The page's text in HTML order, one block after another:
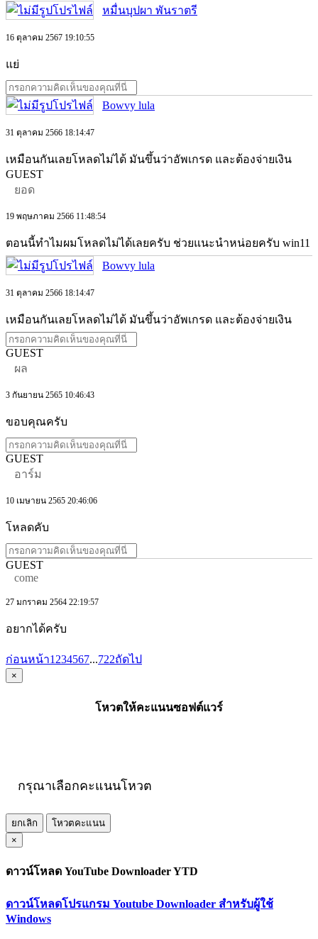
หมื่นบุปผา พันราตรี
16 ตุลาคม 2567 19:10:55
แย่
Bowvy lula
31 ตุลาคม 2566 18:14:47
เหมือนกันเลยโหลดไม่ได้ มันขึ้นว่าอัพเกรด และต้องจ่ายเงิน
GUEST
ยอด
19 พฤษภาคม 2566 11:48:54
ตอนนี้ทำไมผมโหลดไม่ได้เลยครับ ช่วยแนะนำหน่อยครับ win11
Bowvy lula
31 ตุลาคม 2566 18:14:47
เหมือนกันเลยโหลดไม่ได้ มันขึ้นว่าอัพเกรด และต้องจ่ายเงิน
GUEST
ผล
3 กันยายน 2565 10:46:43
ขอบคุณครับ
GUEST
อาร์ม
10 เมษายน 2565 20:46:06
โหลดคับ
GUEST
come
27 มกราคม 2564 22:19:57
อยากได้ครับ
ก่อนหน้า1 234567...722ถัดไป
×
โหวตให้คะแนนซอฟต์แวร์
กรุณาเลือกคะแนนโหวต
ยกเลิก
โหวตคะแนน
×
ดาวน์โหลด YouTube Downloader YTD
ดาวน์โหลดโปรแกรม Youtube Downloader สำหรับผู้ใช้
Windows